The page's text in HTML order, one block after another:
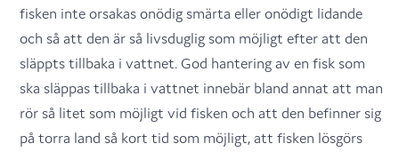
fisken inte orsakas onödig smärta eller onödigt lidande
och så att den är så livsduglig som möjligt efter att den
släppts tillbaka i vattnet. God hantering av en fisk som
ska släppas tillbaka i vattnet innebär bland annat att man
rör så litet som möjligt vid fisken och att den befinner sig
på torra land så kort tid som möjligt, att fisken lösgörs